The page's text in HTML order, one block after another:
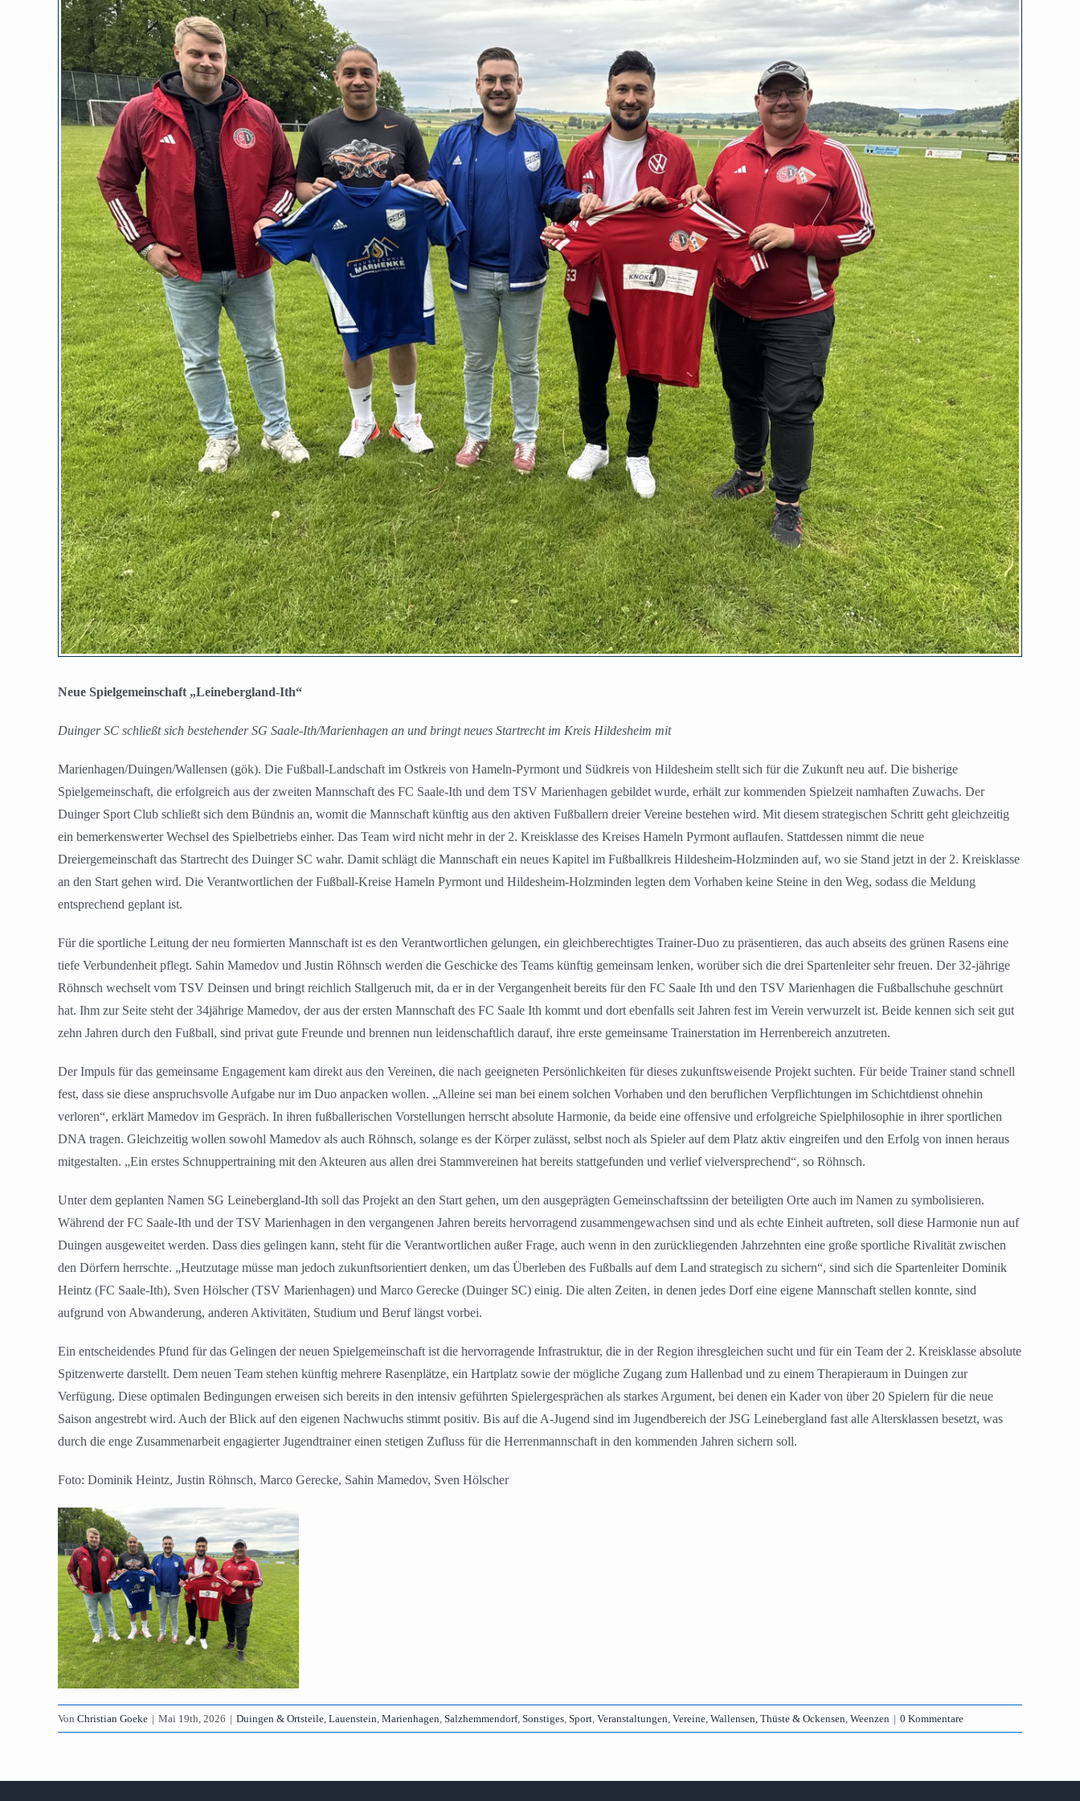
Neue Spielgemeinschaft „Leinebergland-Ith“
Duinger SC schließt sich bestehender SG Saale-Ith/Marienhagen an und bringt neues Startrecht im Kreis Hildesheim mit
Marienhagen/Duingen/Wallensen (gök). Die Fußball-Landschaft im Ostkreis von Hameln-Pyrmont und Südkreis von Hildesheim stellt sich für die Zukunft neu auf. Die bisherige
Spielgemeinschaft, die erfolgreich aus der zweiten Mannschaft des FC Saale-Ith und dem TSV Marienhagen gebildet wurde, erhält zur kommenden Spielzeit namhaften Zuwachs. Der
Duinger Sport Club schließt sich dem Bündnis an, womit die Mannschaft künftig aus den aktiven Fußballern dreier Vereine bestehen wird. Mit diesem strategischen Schritt geht gleichzeitig
ein bemerkenswerter Wechsel des Spielbetriebs einher. Das Team wird nicht mehr in der 2. Kreisklasse des Kreises Hameln Pyrmont auflaufen. Stattdessen nimmt die neue
Dreiergemeinschaft das Startrecht des Duinger SC wahr. Damit schlägt die Mannschaft ein neues Kapitel im Fußballkreis Hildesheim-Holzminden auf, wo sie Stand jetzt in der 2. Kreisklasse
an den Start gehen wird. Die Verantwortlichen der Fußball-Kreise Hameln Pyrmont und Hildesheim-Holzminden legten dem Vorhaben keine Steine in den Weg, sodass die Meldung
entsprechend geplant ist.
Für die sportliche Leitung der neu formierten Mannschaft ist es den Verantwortlichen gelungen, ein gleichberechtigtes Trainer-Duo zu präsentieren, das auch abseits des grünen Rasens eine
tiefe Verbundenheit pflegt. Sahin Mamedov und Justin Röhnsch werden die Geschicke des Teams künftig gemeinsam lenken, worüber sich die drei Spartenleiter sehr freuen. Der 32-jährige
Röhnsch wechselt vom TSV Deinsen und bringt reichlich Stallgeruch mit, da er in der Vergangenheit bereits für den FC Saale Ith und den TSV Marienhagen die Fußballschuhe geschnürt
hat. Ihm zur Seite steht der 34jährige Mamedov, der aus der ersten Mannschaft des FC Saale Ith kommt und dort ebenfalls seit Jahren fest im Verein verwurzelt ist. Beide kennen sich seit gut
zehn Jahren durch den Fußball, sind privat gute Freunde und brennen nun leidenschaftlich darauf, ihre erste gemeinsame Trainerstation im Herrenbereich anzutreten.
Der Impuls für das gemeinsame Engagement kam direkt aus den Vereinen, die nach geeigneten Persönlichkeiten für dieses zukunftsweisende Projekt suchten. Für beide Trainer stand schnell
fest, dass sie diese anspruchsvolle Aufgabe nur im Duo anpacken wollen. „Alleine sei man bei einem solchen Vorhaben und den beruflichen Verpflichtungen im Schichtdienst ohnehin
verloren“, erklärt Mamedov im Gespräch. In ihren fußballerischen Vorstellungen herrscht absolute Harmonie, da beide eine offensive und erfolgreiche Spielphilosophie in ihrer sportlichen
DNA tragen. Gleichzeitig wollen sowohl Mamedov als auch Röhnsch, solange es der Körper zulässt, selbst noch als Spieler auf dem Platz aktiv eingreifen und den Erfolg von innen heraus
mitgestalten. „Ein erstes Schnuppertraining mit den Akteuren aus allen drei Stammvereinen hat bereits stattgefunden und verlief vielversprechend“, so Röhnsch.
Unter dem geplanten Namen SG Leinebergland-Ith soll das Projekt an den Start gehen, um den ausgeprägten Gemeinschaftssinn der beteiligten Orte auch im Namen zu symbolisieren.
Während der FC Saale-Ith und der TSV Marienhagen in den vergangenen Jahren bereits hervorragend zusammengewachsen sind und als echte Einheit auftreten, soll diese Harmonie nun auf
Duingen ausgeweitet werden. Dass dies gelingen kann, steht für die Verantwortlichen außer Frage, auch wenn in den zurückliegenden Jahrzehnten eine große sportliche Rivalität zwischen
den Dörfern herrschte. „Heutzutage müsse man jedoch zukunftsorientiert denken, um das Überleben des Fußballs auf dem Land strategisch zu sichern“, sind sich die Spartenleiter Dominik
Heintz (FC Saale-Ith), Sven Hölscher (TSV Marienhagen) und Marco Gerecke (Duinger SC) einig. Die alten Zeiten, in denen jedes Dorf eine eigene Mannschaft stellen konnte, sind
aufgrund von Abwanderung, anderen Aktivitäten, Studium und Beruf längst vorbei.
Ein entscheidendes Pfund für das Gelingen der neuen Spielgemeinschaft ist die hervorragende Infrastruktur, die in der Region ihresgleichen sucht und für ein Team der 2. Kreisklasse absolute
Spitzenwerte darstellt. Dem neuen Team stehen künftig mehrere Rasenplätze, ein Hartplatz sowie der mögliche Zugang zum Hallenbad und zu einem Therapieraum in Duingen zur
Verfügung. Diese optimalen Bedingungen erweisen sich bereits in den intensiv geführten Spielergesprächen als starkes Argument, bei denen ein Kader von über 20 Spielern für die neue
Saison angestrebt wird. Auch der Blick auf den eigenen Nachwuchs stimmt positiv. Bis auf die A-Jugend sind im Jugendbereich der JSG Leinebergland fast alle Altersklassen besetzt, was
durch die enge Zusammenarbeit engagierter Jugendtrainer einen stetigen Zufluss für die Herrenmannschaft in den kommenden Jahren sichern soll.
Foto: Dominik Heintz, Justin Röhnsch, Marco Gerecke, Sahin Mamedov, Sven Hölscher
Von Christian Goeke | Mai 19th, 2026 | Duingen & Ortsteile, Lauenstein, Marienhagen, Salzhemmendorf, Sonstiges, Sport, Veranstaltungen, Vereine, Wallensen, Thüste & Ockensen, Weenzen | 0 Kommentare